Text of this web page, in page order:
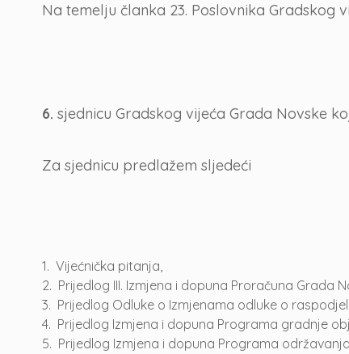
Na temelju članka 23. Poslovnika Gradskog
6. sjednicu Gradskog vijeća Grada Novske
Za sjednicu predlažem sljedeći
1. Vijećnička pitanja,
2. Prijedlog III. Izmjena i dopuna Proračuna Grada
3. Prijedlog Odluke o Izmjenama odluke o
4. Prijedlog Izmjena i dopuna Programa gradnje
5. Prijedlog Izmjena i dopuna Programa